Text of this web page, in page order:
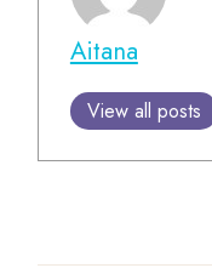
Aitana
View all posts